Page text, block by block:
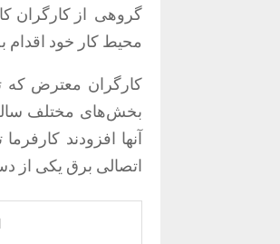
گروهی
محیط کار خود اقدام
بخش‌های مختلف
آنها افزودند
اتصالی برق یکی از